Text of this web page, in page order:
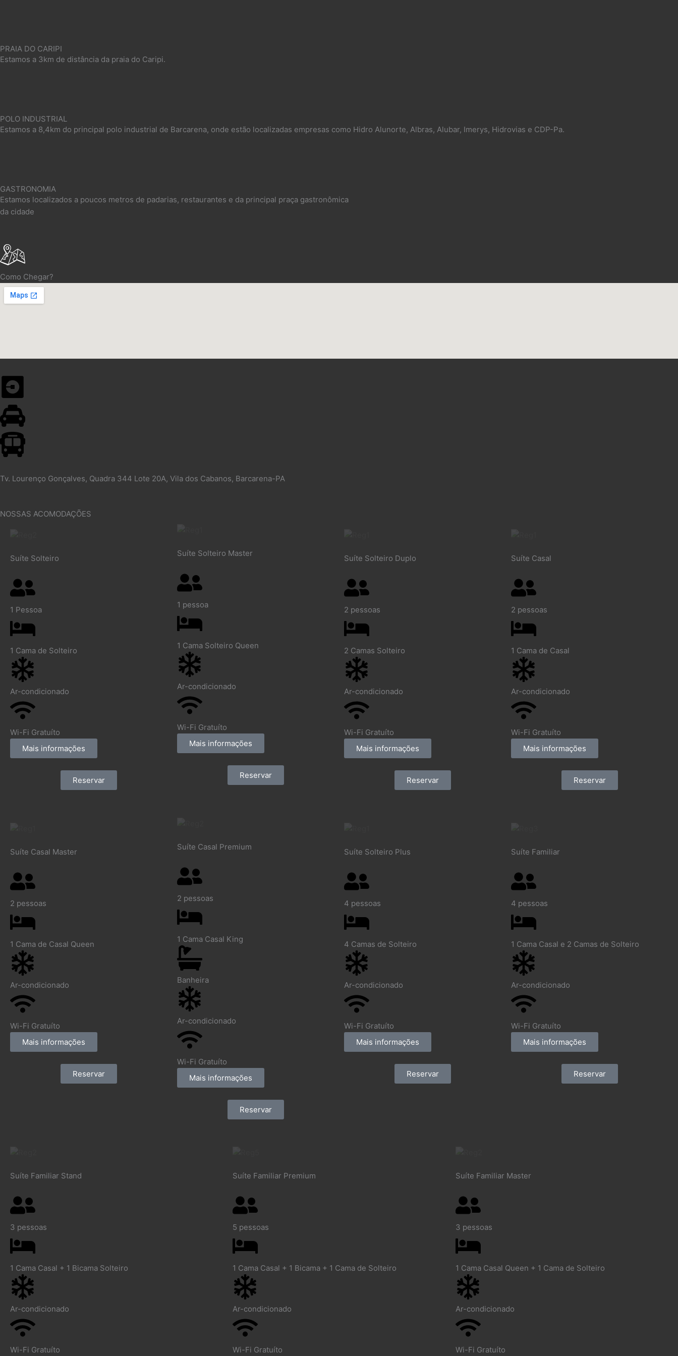
PRAIA DO CARIPI
Estamos a 3km de distância da praia do Caripi.​
POLO INDUSTRIAL
Estamos a 8,4km do principal polo industrial de Barcarena, onde estão localizadas empresas como Hidro Alunorte, Albras, Alubar, Imerys, Hidrovias e CDP-Pa.​
GASTRONOMIA
Estamos localizados a poucos metros de padarias, restaurantes e da principal praça gastronômica
da cidade
Como Chegar?
Tv. Lourenço Gonçalves, Quadra 344 Lote 20A, Vila dos Cabanos, Barcarena-PA
NOSSAS ACOMODAÇÕES
Suíte Solteiro
1 Pessoa
1 Cama de Solteiro
Ar-condicionado
Wi-Fi Gratuíto
Mais informações
Reservar
Suíte Solteiro Master
1 pessoa
1 Cama Solteiro Queen
Ar-condicionado
Wi-Fi Gratuíto
Mais informações
Reservar
Suíte Solteiro Duplo
2 pessoas
2 Camas Solteiro
Ar-condicionado
Wi-Fi Gratuíto
Mais informações
Reservar
Suíte Casal
2 pessoas
1 Cama de Casal
Ar-condicionado
Wi-Fi Gratuíto
Mais informações
Reservar
Suíte Casal Master
2 pessoas
1 Cama de Casal Queen
Ar-condicionado
Wi-Fi Gratuíto
Mais informações
Reservar
Suíte Casal Premium
2 pessoas
1 Cama Casal King
Banheira
Ar-condicionado
Wi-Fi Gratuíto
Mais informações
Reservar
Suíte Solteiro Plus
4 pessoas
4 Camas de Solteiro
Ar-condicionado
Wi-Fi Gratuíto
Mais informações
Reservar
Suíte Familiar
4 pessoas
1 Cama Casal e 2 Camas de Solteiro
Ar-condicionado
Wi-Fi Gratuíto
Mais informações
Reservar
Suíte Familiar Stand
3 pessoas
1 Cama Casal + 1 Bicama Solteiro
Ar-condicionado
Wi-Fi Gratuíto
Suíte Familiar Premium
5 pessoas
1 Cama Casal + 1 Bicama + 1 Cama de Solteiro
Ar-condicionado
Wi-Fi Gratuíto
Suíte Familiar Master
3 pessoas
1 Cama Casal Queen + 1 Cama de Solteiro
Ar-condicionado
Wi-Fi Gratuíto